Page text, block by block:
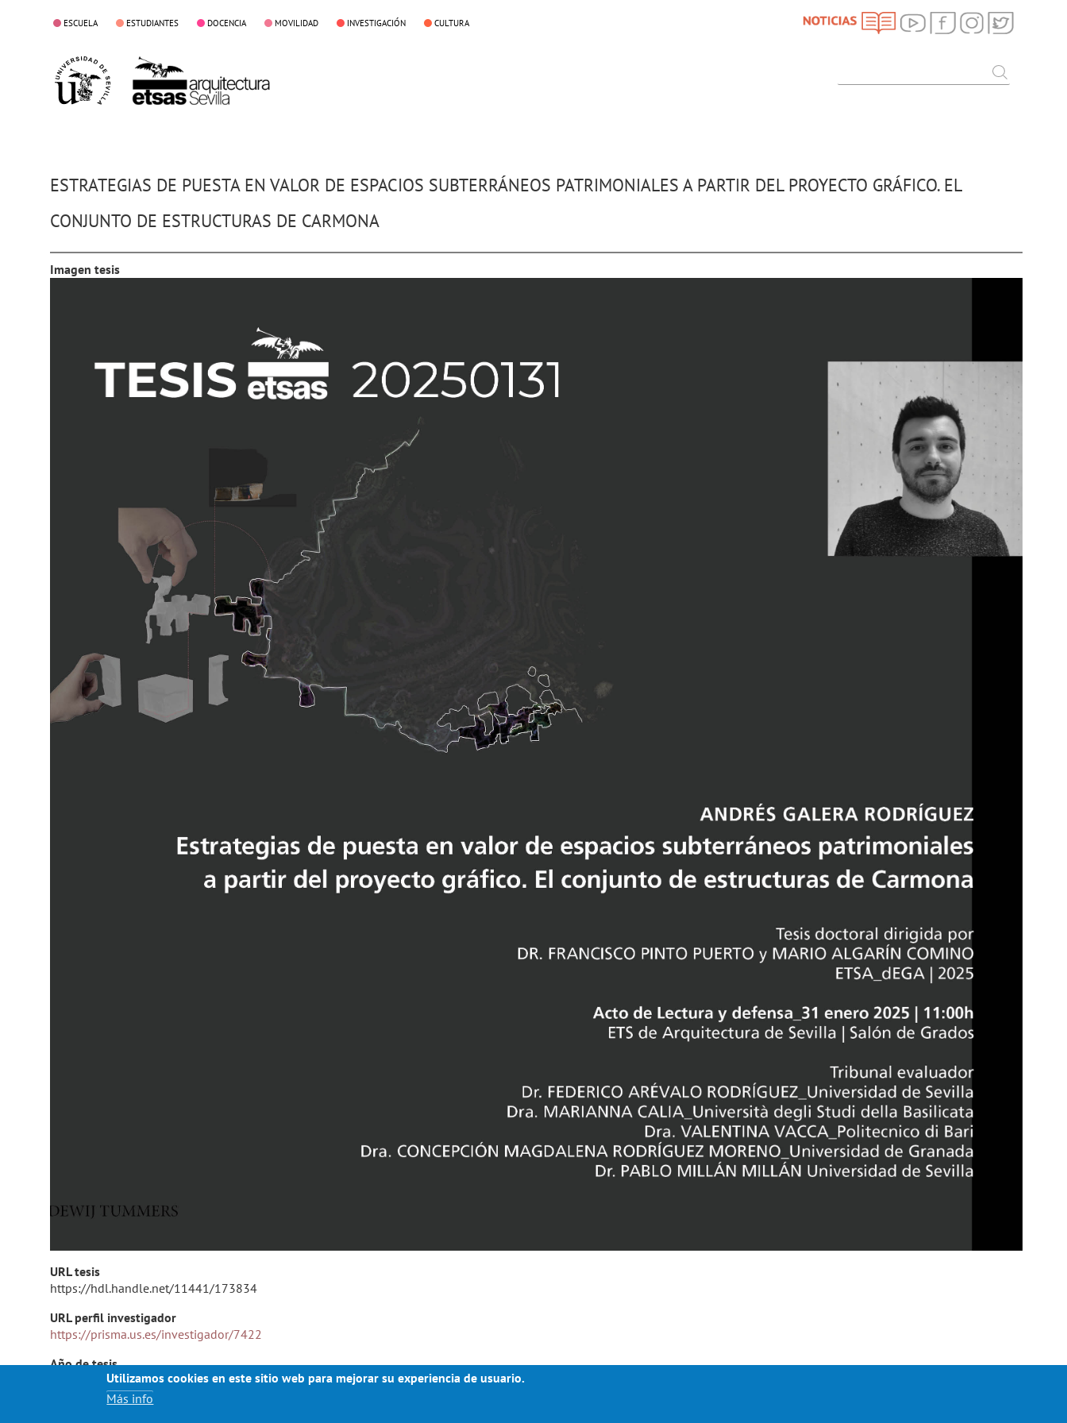
ESCUELA ESTUDIANTES DOCENCIA MOVILIDAD INVESTIGACIÓN CULTURA
ESTRATEGIAS DE PUESTA EN VALOR DE ESPACIOS SUBTERRÁNEOS PATRIMONIALES A PARTIR DEL PROYECTO GRÁFICO. EL
CONJUNTO DE ESTRUCTURAS DE CARMONA
Imagen tesis
URL tesis
https://hdl.handle.net/11441/173834
URL perfil investigador
https://prisma.us.es/investigador/7422
Año de tesis
Utilizamos cookies en este sitio web para mejorar su experiencia de usuario.
Más info